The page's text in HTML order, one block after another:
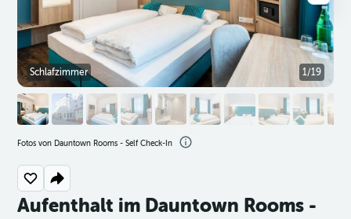
Aufenthalt im Dauntown Rooms -
Schlafzimmer 1/19
Fotos von Dauntown Rooms - Self Check-In